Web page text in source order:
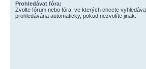
Prohledávat fóra:
Zvolte fórum nebo fóra, ve kterých chcete
prohledávána automaticky, pokud nezvolíte jinak.